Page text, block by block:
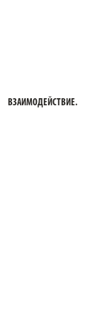
ВЗАИМОДЕЙСТВИЕ.